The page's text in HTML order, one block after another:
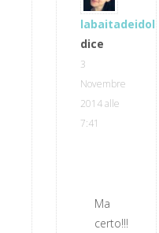
labaitadeidolci
dice
3
Novembre
2014 alle
7:41
Ma
certo!!!